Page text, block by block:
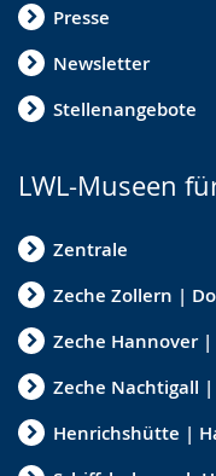
Presse
Newsletter
Stellenangebote
LWL-Museen
Zentrale
Zeche Zollern |
Zeche Hannover
Zeche Nachtigall
Henrichshütte |